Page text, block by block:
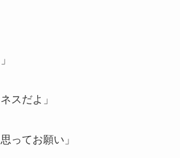
スだよ」
ってお願い」